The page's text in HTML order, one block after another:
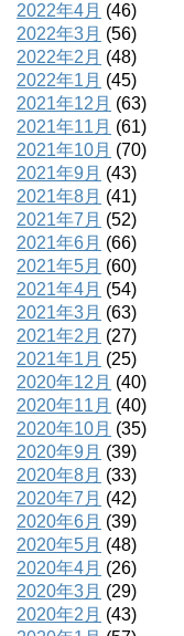
2022年4月 (46)
2022年3月 (56)
2022年2月 (48)
2022年1月 (45)
2021年12月 (63)
2021年11月 (61)
2021年10月 (70)
2021年9月 (43)
2021年8月 (41)
2021年7月 (52)
2021年6月 (66)
2021年5月 (60)
2021年4月 (54)
2021年3月 (63)
2021年2月 (27)
2021年1月 (25)
2020年12月 (40)
2020年11月 (40)
2020年10月 (35)
2020年9月 (39)
2020年8月 (33)
2020年7月 (42)
2020年6月 (39)
2020年5月 (48)
2020年4月 (26)
2020年3月 (29)
2020年2月 (43)